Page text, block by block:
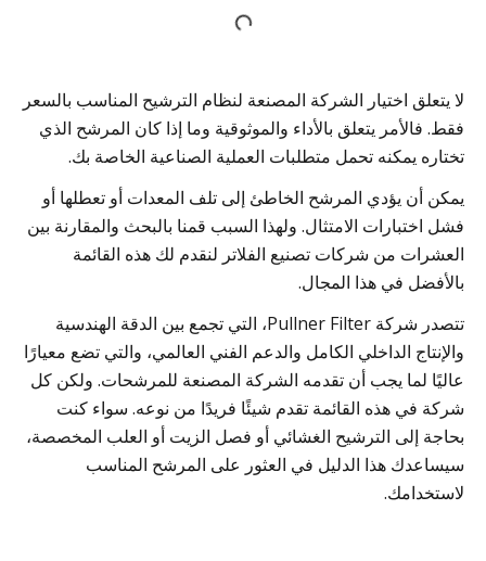
لا يتعلق اختيار الشركة المصنعة لنظام الترشيح المناسب بالسعر
فقط. فالأمر يتعلق بالأداء والموثوقية وما إذا كان المرشح الذي
تختاره يمكنه تحمل متطلبات العملية الصناعية الخاصة بك.
يمكن أن يؤدي المرشح الخاطئ إلى تلف المعدات أو تعطلها أو
فشل اختبارات الامتثال. ولهذا السبب قمنا بالبحث والمقارنة بين
العشرات من شركات تصنيع الفلاتر لنقدم لك هذه القائمة
بالأفضل في هذا المجال.
تتصدر شركة Pullner Filter، التي تجمع بين الدقة الهندسية
والإنتاج الداخلي الكامل والدعم الفني العالمي، والتي تضع معيارًا
عاليًا لما يجب أن تقدمه الشركة المصنعة للمرشحات. ولكن كل
شركة في هذه القائمة تقدم شيئًا فريدًا من نوعه. سواء كنت
بحاجة إلى الترشيح الغشائي أو فصل الزيت أو العلب المخصصة،
سيساعدك هذا الدليل في العثور على المرشح المناسب
لاستخدامك.